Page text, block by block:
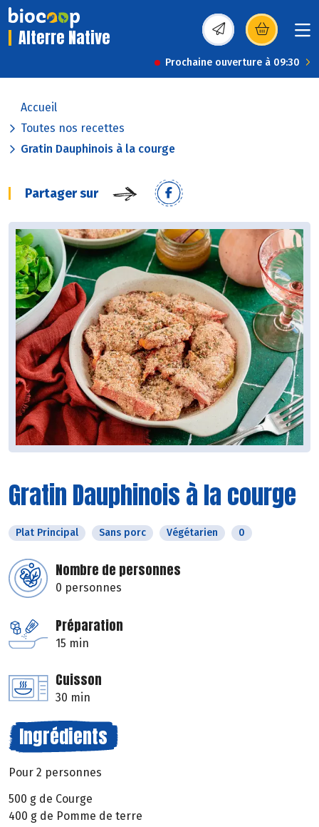
Alterre Native (s’ouvre dans une
Prochaine ouverture à 09:30
Accueil
Toutes nos recettes
Gratin Dauphinois à la courge
Partager sur
Gratin Dauphinois à la courge
Plat Principal Sans porc Végétarien 0
Nombre de personnes
0 personnes
Préparation
15 min
Cuisson
30 min
Ingrédients
Pour 2 personnes
500 g de Courge
400 g de Pomme de terre